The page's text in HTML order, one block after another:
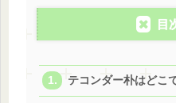
目
テコンダー朴はどこ